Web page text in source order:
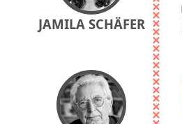
JAMILA SCHÄFER